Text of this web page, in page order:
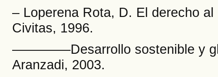
– Loperena Rota, D. El derecho
Civitas, 1996.
––––––––Desarrollo sostenible y
Aranzadi, 2003.